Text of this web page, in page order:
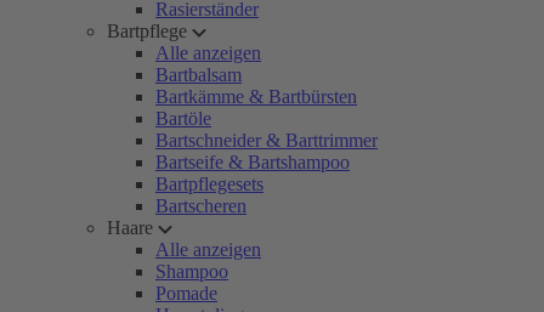
Rasierständer
Bartpflege
Alle anzeigen
Bartbalsam
Bartkämme & Bartbürsten
Bartöle
Bartschneider & Barttrimmer
Bartseife & Bartshampoo
Bartpflegesets
Bartscheren
Haare
Alle anzeigen
Shampoo
Pomade